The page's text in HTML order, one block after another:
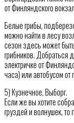
от Финляндского
Белые грибы,
можно найти в лесу
сезон здесь может
грибников. Добраться
электричке от
часа) или автобусом
5) Кузнечное, Выборг.
Если же вы хотите
груздей и волнушек,